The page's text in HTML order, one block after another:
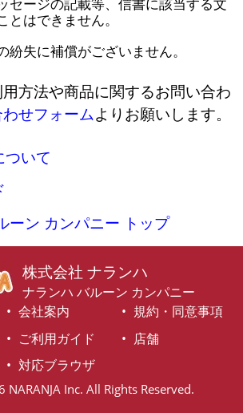
とはできません。
紛失に補償がございません。
方法や商品に関するお問い合わ
せフォームよりお願いします。
ついて
ーン カンパニー トップ
株式会社 ナランハ
ナランハ バルーン カンパニー
会社案内
規約・同意事項
ご利用ガイド
店舗
対応ブラウザ
Inc. All Rights Reserved.